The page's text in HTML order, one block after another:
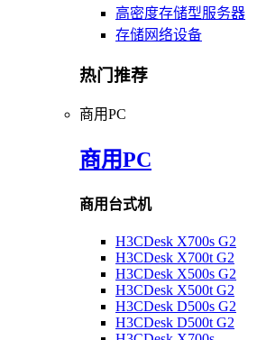
高密度存储型服务器
存储网络设备
热门推荐
商用PC
商用PC
商用台式机
H3CDesk X700s G2
H3CDesk X700t G2
H3CDesk X500s G2
H3CDesk X500t G2
H3CDesk D500s G2
H3CDesk D500t G2